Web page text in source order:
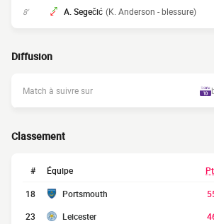
8' A. Segečić (K. Anderson - blessure)
Diffusion
Match à suivre sur
Classement
# Équipe
18 Portsmouth
23
Leicester